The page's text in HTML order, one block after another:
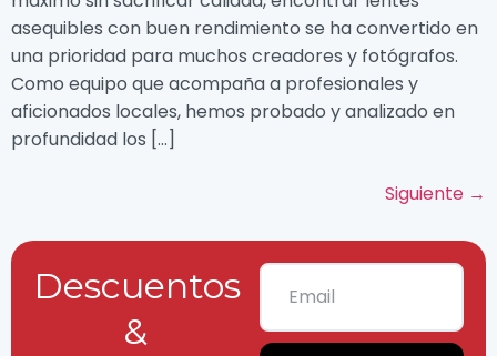
asequibles con buen rendimiento se ha convertido en
una prioridad para muchos creadores y fotógrafos.
Como equipo que acompaña a profesionales y
aficionados locales, hemos probado y analizado en
profundidad los […]
Siguiente →
Descuentos
&